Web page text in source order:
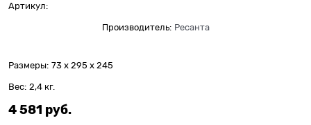
Артикул:
Производитель: Ресанта
Размеры: 73 x 295 x 245
Вес: 2,4 кг.
4 581 руб.